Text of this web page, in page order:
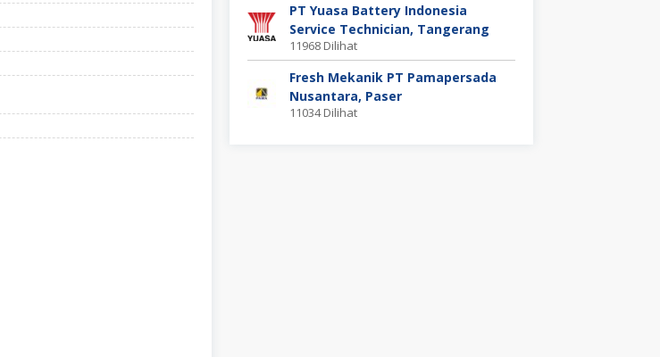
PT Yuasa Battery Indonesia
Service Technician, Tangerang
11968 Dilihat
Fresh Mekanik PT Pamapersada
Nusantara, Paser
11034 Dilihat